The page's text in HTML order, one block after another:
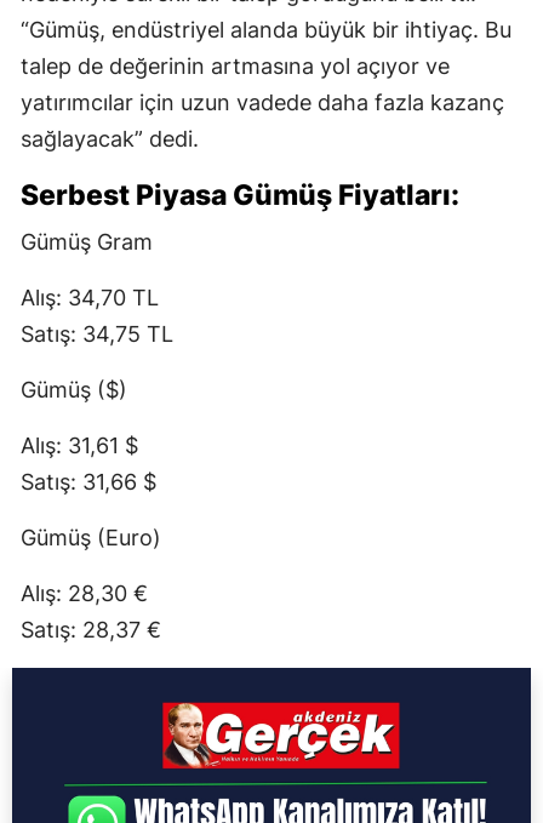
“Gümüş, endüstriyel alanda büyük bir ihtiyaç. Bu
talep de değerinin artmasına yol açıyor ve
yatırımcılar için uzun vadede daha fazla kazanç
sağlayacak” dedi.
Serbest Piyasa Gümüş Fiyatları:
Gümüş Gram
Alış: 34,70 TL
Satış: 34,75 TL
Gümüş ($)
Alış: 31,61 $
Satış: 31,66 $
Gümüş (Euro)
Alış: 28,30 €
Satış: 28,37 €